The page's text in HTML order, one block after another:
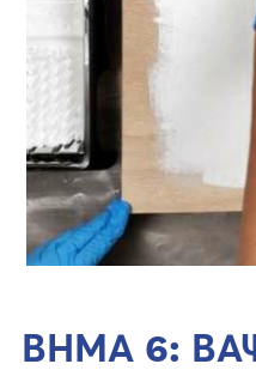
ΒΗΜΑ 6: